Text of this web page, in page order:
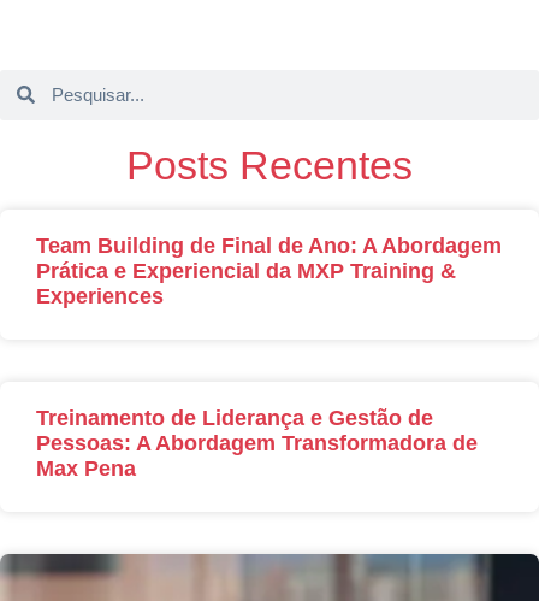
Posts Recentes
Team Building de Final de Ano: A Abordagem
Prática e Experiencial da MXP Training &
Experiences
Treinamento de Liderança e Gestão de
Pessoas: A Abordagem Transformadora de
Max Pena